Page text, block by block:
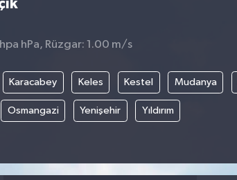
hPa, Rüzgar: 1.00 m/s
Karacabey Keles Kestel Mudanya
Osmangazi Yenişehir Yıldırım